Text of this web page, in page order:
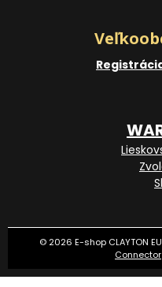
Registrácia
© 2026 E-shop CLAYTON
Connector